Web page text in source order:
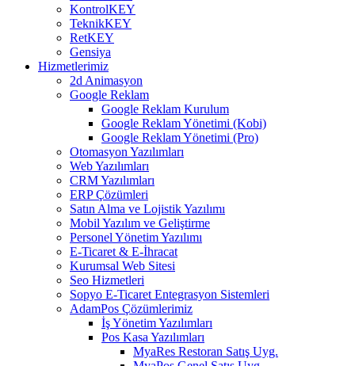
KontrolKEY
TeknikKEY
RetKEY
Gensiya
Hizmetlerimiz
2d Animasyon
Google Reklam
Google Reklam Kurulum
Google Reklam Yönetimi (Kobi)
Google Reklam Yönetimi (Pro)
Otomasyon Yazılımları
Web Yazılımları
CRM Yazılımları
ERP Çözümleri
Satın Alma ve Lojistik Yazılımı
Mobil Yazılım ve Geliştirme
Personel Yönetim Yazılımı
E-Ticaret & E-İhracat
Kurumsal Web Sitesi
Seo Hizmetleri
Sopyo E-Ticaret Entegrasyon Sistemleri
AdamPos Çözümlerimiz
İş Yönetim Yazılımları
Pos Kasa Yazılımları
MyaRes Restoran Satış Uyg.